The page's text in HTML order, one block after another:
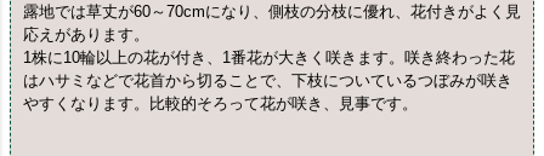
露地では草丈が60～70cmになり、側枝の分枝に優れ、花付きがよく見
応えがあります。
1株に10輪以上の花が付き、1番花が大きく咲きます。咲き終わった花
はハサミなどで花首から切ることで、下枝についているつぼみが咲き
やすくなります。比較的そろって花が咲き、見事です。